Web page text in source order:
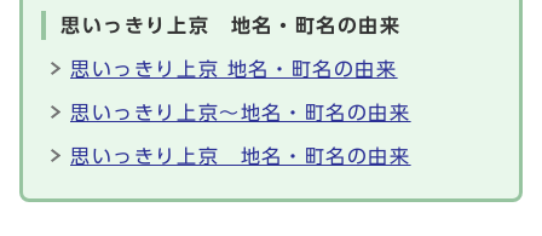
思いっきり上京 地名・町名の由来
思いっきり上京 地名・町名の由来
思いっきり上京～地名・町名の由来
思いっきり上京 地名・町名の由来